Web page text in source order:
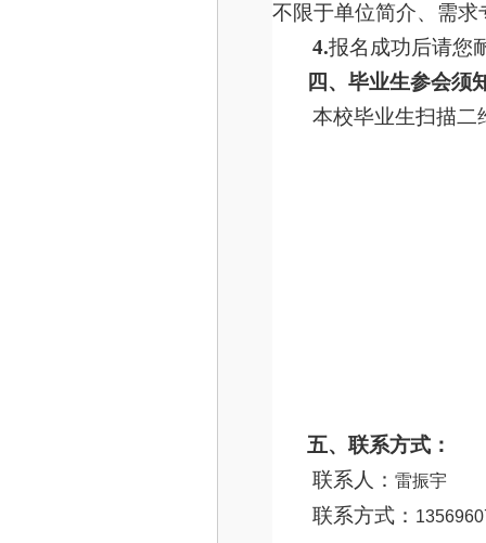
不限于单位简介、需
4.报名成功后请您
四、毕业生参会须
本校毕业生扫描二
五、联系方式：
联系人： 雷振宇
联系方式：